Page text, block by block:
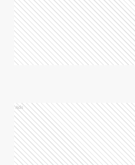
Ads